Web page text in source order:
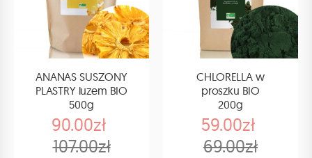
ANANAS SUSZONY
PLASTRY luzem BIO
500g
90.00zł
107.00zł
CHLORELLA w
proszku BIO
200g
59.00zł
69.00zł